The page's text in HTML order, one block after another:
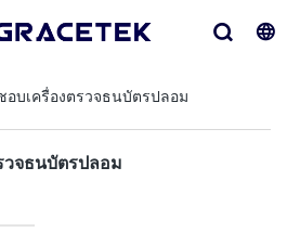
อบเครื่องตรวจธนบัตรปลอม
วจธนบัตรปลอม